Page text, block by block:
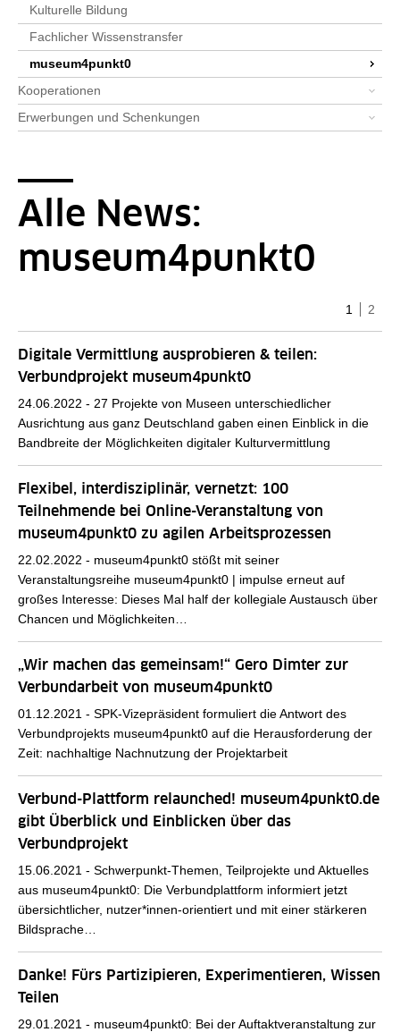
Kulturelle Bildung
Fachlicher Wissenstransfer
museum4punkt0
Kooperationen
Erwerbungen und Schenkungen
Alle News:
museum4punkt0
Seite
1 Seite
2
Digitale Vermittlung ausprobieren & teilen:
Verbundprojekt museum4punkt0
24.06.2022 - 27 Projekte von Museen unterschiedlicher
Ausrichtung aus ganz Deutschland gaben einen Einblick in die
Bandbreite der Möglichkeiten digitaler Kulturvermittlung
Flexibel, interdisziplinär, vernetzt: 100
Teilnehmende bei Online-Veranstaltung von
museum4punkt0 zu agilen Arbeitsprozessen
22.02.2022 - museum4punkt0 stößt mit seiner
Veranstaltungsreihe museum4punkt0 | impulse erneut auf
großes Interesse: Dieses Mal half der kollegiale Austausch über
Chancen und Möglichkeiten…
„Wir machen das gemeinsam!“ Gero Dimter zur
Verbundarbeit von museum4punkt0
01.12.2021 - SPK-Vizepräsident formuliert die Antwort des
Verbundprojekts museum4punkt0 auf die Herausforderung der
Zeit: nachhaltige Nachnutzung der Projektarbeit
Verbund-Plattform relaunched! museum4punkt0.de
gibt Überblick und Einblicken über das
Verbundprojekt
15.06.2021 - Schwerpunkt-Themen, Teilprojekte und Aktuelles
aus museum4punkt0: Die Verbundplattform informiert jetzt
übersichtlicher, nutzer*innen-orientiert und mit einer stärkeren
Bildsprache…
Danke! Fürs Partizipieren, Experimentieren, Wissen
Teilen
29.01.2021 - museum4punkt0: Bei der Auftaktveranstaltung zur